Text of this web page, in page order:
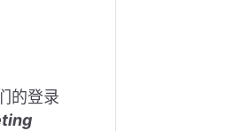
的登录